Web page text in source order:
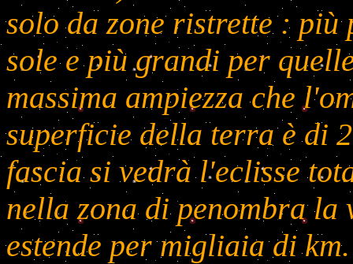
solo da zone ristrette :
sole e più grandi per
massima ampiezza che
superficie della terra è di
fascia si vedrà l'eclisse
nella zona di penombra la
estende per migliaia di